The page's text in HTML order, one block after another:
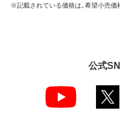
※記載されている価格は、希望小売価
公式